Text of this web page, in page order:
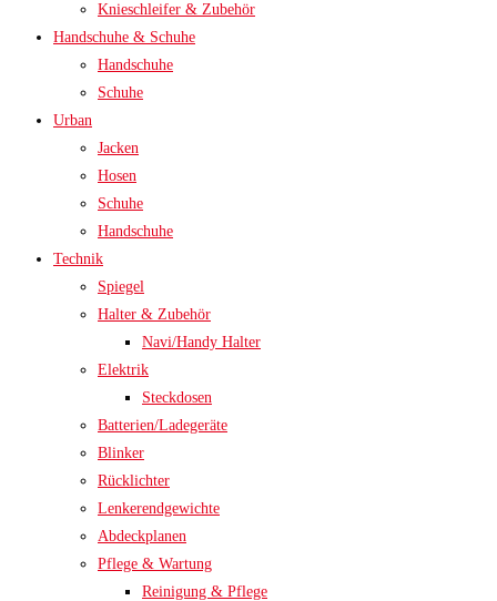
Knieschleifer & Zubehör
Handschuhe & Schuhe
Handschuhe
Schuhe
Urban
Jacken
Hosen
Schuhe
Handschuhe
Technik
Spiegel
Halter & Zubehör
Navi/Handy Halter
Elektrik
Steckdosen
Batterien/Ladegeräte
Blinker
Rücklichter
Lenkerendgewichte
Abdeckplanen
Pflege & Wartung
Reinigung & Pflege